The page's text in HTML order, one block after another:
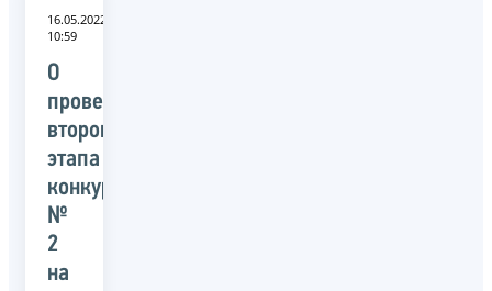
16.05.2022
10:59
О
проведении
второго
этапа
конкурса
№
2
на